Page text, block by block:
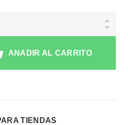
ANADIR AL CARRITO
TIENDAS